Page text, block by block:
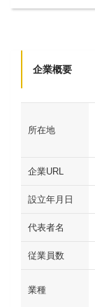
企業概要
所在地
企業URL
設立年月日
代表者名
従業員数
業種